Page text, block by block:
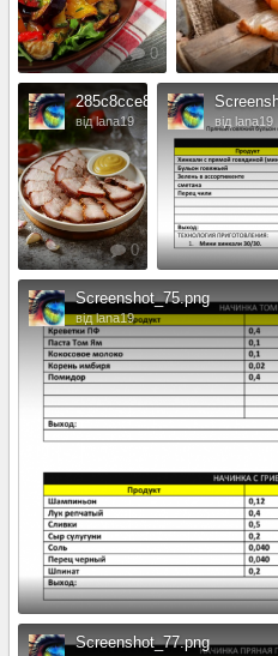
0
від lana19
0
від lana19
Screenshot_75.png
від lana19
Screenshot_77.png